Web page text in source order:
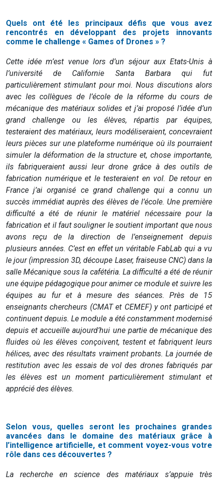
Quels ont été les principaux défis que vous avez
rencontrés en développant des projets innovants
comme le challenge « Games of Drones » ?
Cette idée m’est venue lors d’un séjour aux Etats-Unis à
l’université de Californie Santa Barbara qui fut
particulièrement stimulant pour moi. Nous discutions alors
avec les collègues de l’école de la réforme du cours de
mécanique des matériaux solides et j’ai proposé l’idée d’un
grand challenge ou les élèves, répartis par équipes,
testeraient des matériaux, leurs modéliseraient, concevraient
leurs pièces sur une plateforme numérique où ils pourraient
simuler la déformation de la structure et, chose importante,
ils fabriqueraient aussi leur drone grâce à des outils de
fabrication numérique et le testeraient en vol. De retour en
France j’ai organisé ce grand challenge qui a connu un
succès immédiat auprès des élèves de l’école. Une première
difficulté a été de réunir le matériel nécessaire pour la
fabrication et il faut souligner le soutient important que nous
avons reçu de la direction de l’enseignement depuis
plusieurs années. C’est en effet un véritable FabLab qui a vu
le jour (impression 3D, découpe Laser, fraiseuse CNC) dans la
salle Mécanique sous la cafétéria. La difficulté a été de réunir
une équipe pédagogique pour animer ce module et suivre les
équipes au fur et à mesure des séances. Près de 15
enseignants chercheurs (CMAT et CEMEF) y ont participé et
continuent depuis. Le module a été constamment modernisé
depuis et accueille aujourd’hui une partie de mécanique des
fluides où les élèves conçoivent, testent et fabriquent leurs
hélices, avec des résultats vraiment probants. La journée de
restitution avec les essais de vol des drones fabriqués par
les élèves est un moment particulièrement stimulant et
apprécié des élèves.
Selon vous, quelles seront les prochaines grandes
avancées dans le domaine des matériaux grâce à
l’intelligence artificielle, et comment voyez-vous votre
rôle dans ces découvertes ?
La recherche en science des matériaux s’appuie très